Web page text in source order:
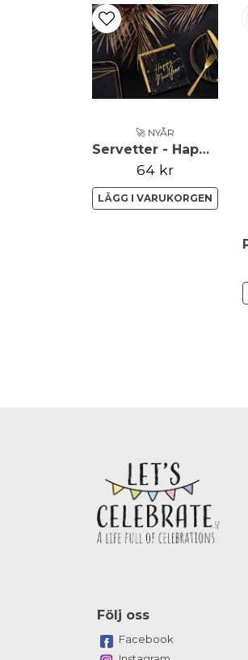
🚀 NYÅR
Servetter - Happy New Year - Svarta
64 kr
LÄGG I VARUKORGEN
Följ oss
Facebook